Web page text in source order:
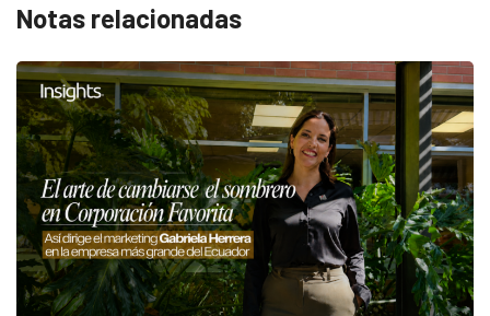
Notas relacionadas
INSIGHTS